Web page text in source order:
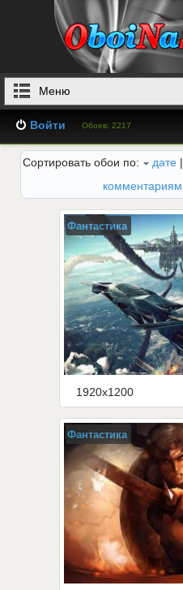
Меню
Войти Обоев: 2217
Сортировать обои по: дате |
комментариям
Фантастика
1920x1200
Фантастика